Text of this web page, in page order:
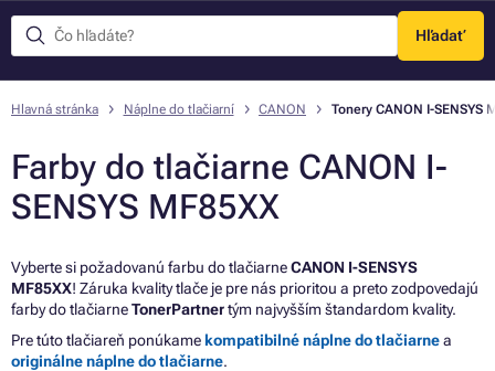
Hľadať
Menu
Hlavná stránka Náplne do tlačiarní CANON Tonery CANON I-SENSYS
Farby do tlačiarne CANON I-
SENSYS MF85XX
Vyberte si požadovanú farbu do tlačiarneCANON I-SENSYS
MF85XX! Záruka kvality tlače je pre nás prioritou a preto zodpovedajú
farby do tlačiarneTonerPartnertým najvyšším štandardom kvality.
Pre túto tlačiareň ponúkame kompatibilné náplne do tlačiarnea
originálne náplne do tlačiarne.